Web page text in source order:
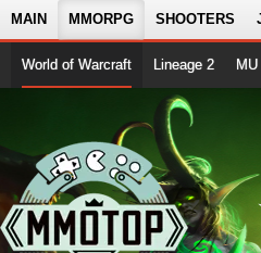
MAIN MMORPG SHOOTERS
World of Warcraft Lineage 2